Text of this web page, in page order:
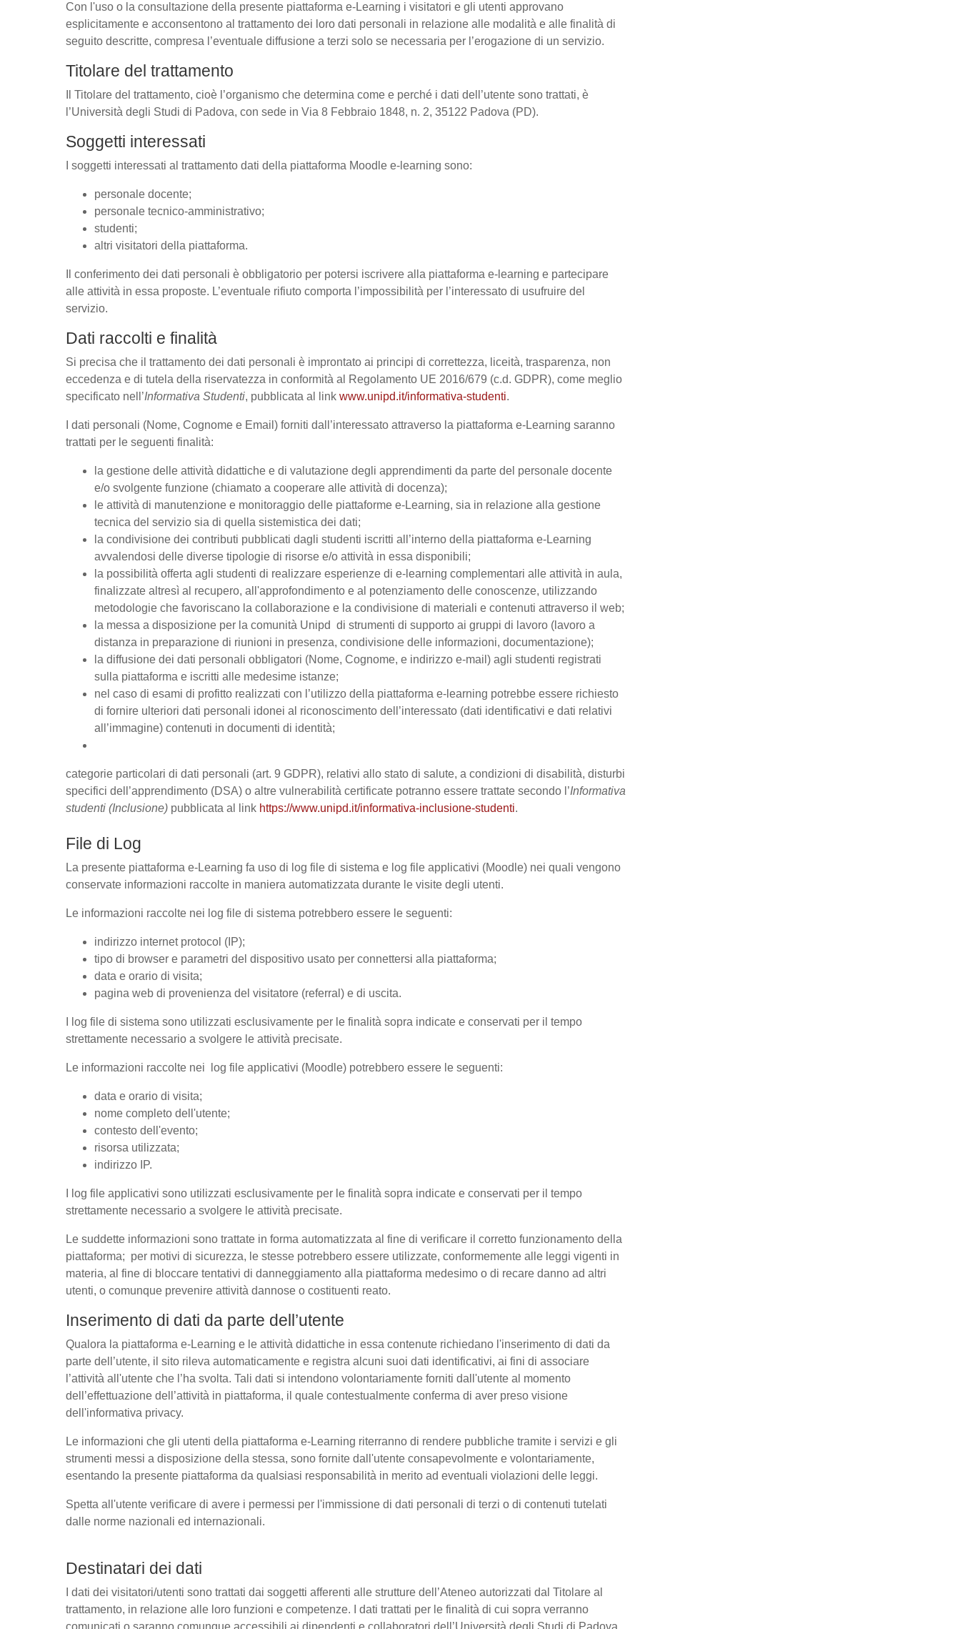
Con l'uso o la consultazione della presente piattaforma e-Learning i visitatori e gli utenti approvano
esplicitamente e acconsentono al trattamento dei loro dati personali in relazione alle modalità e alle finalità di
seguito descritte, compresa l’eventuale diffusione a terzi solo se necessaria per l’erogazione di un servizio.
Titolare del trattamento
Il Titolare del trattamento, cioè l’organismo che determina come e perché i dati dell’utente sono trattati, è
l’Università degli Studi di Padova, con sede in Via 8 Febbraio 1848, n. 2, 35122 Padova (PD).
Soggetti interessati
I soggetti interessati al trattamento dati della piattaforma Moodle e-learning sono:
personale docente;
personale tecnico-amministrativo;
studenti;
altri visitatori della piattaforma.
Il conferimento dei dati personali è obbligatorio per potersi iscrivere alla piattaforma e-learning e partecipare
alle attività in essa proposte. L’eventuale rifiuto comporta l’impossibilità per l’interessato di usufruire del
servizio.
Dati raccolti e finalità
Si precisa che il trattamento dei dati personali è improntato ai principi di correttezza, liceità, trasparenza, non
eccedenza e di tutela della riservatezza in conformità al Regolamento UE 2016/679 (c.d. GDPR), come meglio
specificato nell’Informativa Studenti, pubblicata al link www.unipd.it/informativa-studenti.
I dati personali (Nome, Cognome e Email) forniti dall’interessato attraverso la piattaforma e-Learning saranno
trattati per le seguenti finalità:
la gestione delle attività didattiche e di valutazione degli apprendimenti da parte del personale docente
e/o svolgente funzione (chiamato a cooperare alle attività di docenza);
le attività di manutenzione e monitoraggio delle piattaforme e-Learning, sia in relazione alla gestione
tecnica del servizio sia di quella sistemistica dei dati;
la condivisione dei contributi pubblicati dagli studenti iscritti all’interno della piattaforma e-Learning
avvalendosi delle diverse tipologie di risorse e/o attività in essa disponibili;
la possibilità offerta agli studenti di realizzare esperienze di e-learning complementari alle attività in aula,
finalizzate altresì al recupero, all'approfondimento e al potenziamento delle conoscenze, utilizzando
metodologie che favoriscano la collaborazione e la condivisione di materiali e contenuti attraverso il web;
la messa a disposizione per la comunità Unipd di strumenti di supporto ai gruppi di lavoro (lavoro a
distanza in preparazione di riunioni in presenza, condivisione delle informazioni, documentazione);
la diffusione dei dati personali obbligatori (Nome, Cognome, e indirizzo e-mail) agli studenti registrati
sulla piattaforma e iscritti alle medesime istanze;
nel caso di esami di profitto realizzati con l’utilizzo della piattaforma e-learning potrebbe essere richiesto
di fornire ulteriori dati personali idonei al riconoscimento dell’interessato (dati identificativi e dati relativi
all’immagine) contenuti in documenti di identità;
categorie particolari di dati personali (art. 9 GDPR), relativi allo stato di salute, a condizioni di disabilità, disturbi
specifici dell’apprendimento (DSA) o altre vulnerabilità certificate potranno essere trattate secondo l’Informativa
studenti (Inclusione) pubblicata al link https://www.unipd.it/informativa-inclusione-studenti.
File di Log
La presente piattaforma e-Learning fa uso di log file di sistema e log file applicativi (Moodle) nei quali vengono
conservate informazioni raccolte in maniera automatizzata durante le visite degli utenti.
Le informazioni raccolte nei log file di sistema potrebbero essere le seguenti:
indirizzo internet protocol (IP);
tipo di browser e parametri del dispositivo usato per connettersi alla piattaforma;
data e orario di visita;
pagina web di provenienza del visitatore (referral) e di uscita.
I log file di sistema sono utilizzati esclusivamente per le finalità sopra indicate e conservati per il tempo
strettamente necessario a svolgere le attività precisate.
Le informazioni raccolte nei log file applicativi (Moodle) potrebbero essere le seguenti:
data e orario di visita;
nome completo dell'utente;
contesto dell'evento;
risorsa utilizzata;
indirizzo IP.
I log file applicativi sono utilizzati esclusivamente per le finalità sopra indicate e conservati per il tempo
strettamente necessario a svolgere le attività precisate.
Le suddette informazioni sono trattate in forma automatizzata al fine di verificare il corretto funzionamento della
piattaforma; per motivi di sicurezza, le stesse potrebbero essere utilizzate, conformemente alle leggi vigenti in
materia, al fine di bloccare tentativi di danneggiamento alla piattaforma medesimo o di recare danno ad altri
utenti, o comunque prevenire attività dannose o costituenti reato.
Inserimento di dati da parte dell’utente
Qualora la piattaforma e-Learning e le attività didattiche in essa contenute richiedano l'inserimento di dati da
parte dell’utente, il sito rileva automaticamente e registra alcuni suoi dati identificativi, ai fini di associare
l’attività all'utente che l’ha svolta. Tali dati si intendono volontariamente forniti dall'utente al momento
dell’effettuazione dell’attività in piattaforma, il quale contestualmente conferma di aver preso visione
dell'informativa privacy.
Le informazioni che gli utenti della piattaforma e-Learning riterranno di rendere pubbliche tramite i servizi e gli
strumenti messi a disposizione della stessa, sono fornite dall'utente consapevolmente e volontariamente,
esentando la presente piattaforma da qualsiasi responsabilità in merito ad eventuali violazioni delle leggi.
Spetta all'utente verificare di avere i permessi per l'immissione di dati personali di terzi o di contenuti tutelati
dalle norme nazionali ed internazionali.
Destinatari dei dati
I dati dei visitatori/utenti sono trattati dai soggetti afferenti alle strutture dell’Ateneo autorizzati dal Titolare al
trattamento, in relazione alle loro funzioni e competenze. I dati trattati per le finalità di cui sopra verranno
comunicati o saranno comunque accessibili ai dipendenti e collaboratori dell’Università degli Studi di Padova